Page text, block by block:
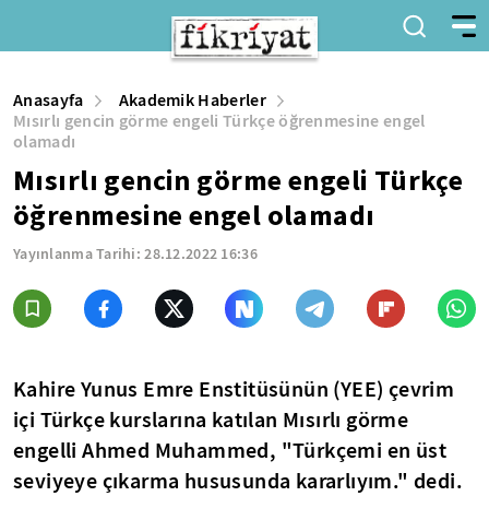
Anasayfa
Akademik Haberler
Mısırlı gencin görme engeli Türkçe öğrenmesine engel
olamadı
Mısırlı gencin görme engeli Türkçe
öğrenmesine engel olamadı
Yayınlanma Tarihi:28.12.2022 16:36
Kahire Yunus Emre Enstitüsünün (YEE) çevrim
içi Türkçe kurslarına katılan Mısırlı görme
engelli Ahmed Muhammed, "Türkçemi en üst
seviyeye çıkarma hususunda kararlıyım." dedi.